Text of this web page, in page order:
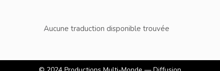
Aucune traduction disponible trouvée